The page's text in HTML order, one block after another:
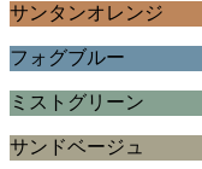
サンタンオレンジ
フォグブルー
ミストグリーン
サンドベージュ